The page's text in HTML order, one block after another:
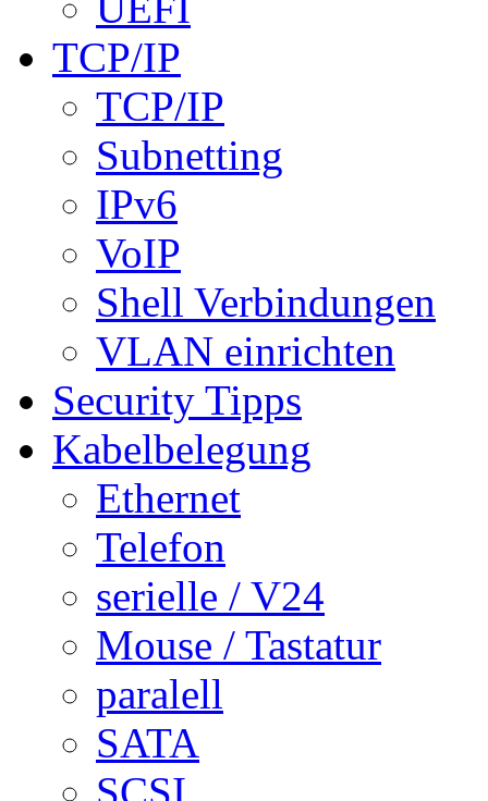
TCP/IP
TCP/IP
Subnetting
IPv6
VoIP
Shell Verbindungen
VLAN einrichten
Security Tipps
Kabelbelegung
Ethernet
Telefon
serielle / V24
Mouse / Tastatur
paralell
SATA